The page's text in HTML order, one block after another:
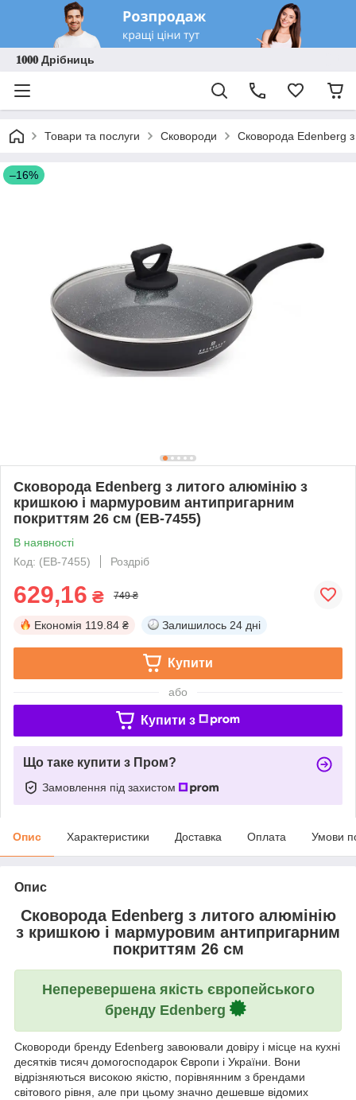
𝟏𝟎𝟎𝟎 Дрібниць
Товари та послуги Сковороди Сковорода Edenberg
–16%
Сковорода Edenberg з литого алюмінію з
кришкою і мармуровим антипригарним
покриттям 26 см (EB-7455)
В наявності
Код: (EB-7455)
Роздріб
629,16 ₴ 749 ₴
Економія 119.84 ₴ Залишилось 24 дні
Купити
або
Купити з
Що таке купити з Пром?
Замовлення під захистом
Опис Характеристики Доставка Оплата Умови
Опис
Сковорода Edenberg з литого алюмінію
з кришкою і мармуровим антипригарним
покриттям 26 см
Неперевершена якість європейського
бренду Edenberg
Сковороди бренду Edenberg завоювали довіру і місце на кухні
десятків тисяч домогосподарок Європи і України. Вони
відрізняються високою якістю, порівнянним з брендами
світового рівня, але при цьому значно дешевше відомих